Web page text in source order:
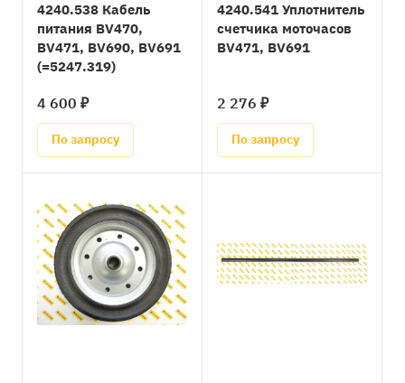
4240.538 Кабель
питания BV470,
BV471, BV690, BV691
(=5247.319)
4 600 ₽
По запросу
4240.541 Уплотнитель
счетчика моточасов
BV471, BV691
2 276 ₽
По запросу